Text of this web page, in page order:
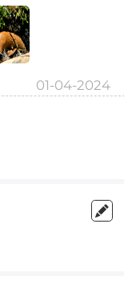
01-04-2024